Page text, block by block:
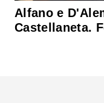
Alfano e
Castellaneta.